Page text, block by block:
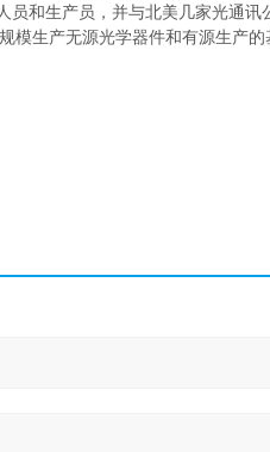
和生产员，并与北美几家光通讯
生产无源光学器件和有源生产的